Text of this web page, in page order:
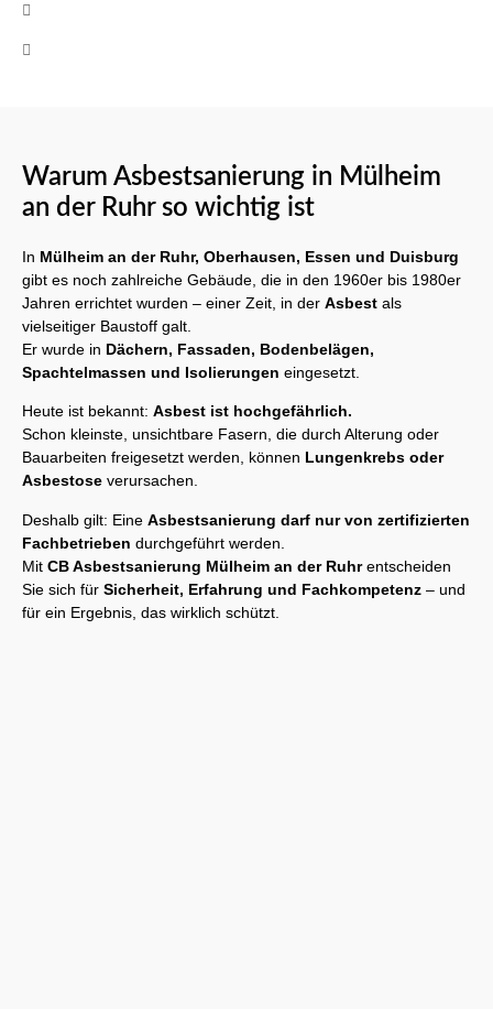
Warum Asbestsanierung in Mülheim
an der Ruhr so wichtig ist
In Mülheim an der Ruhr, Oberhausen, Essen und Duisburg
gibt es noch zahlreiche Gebäude, die in den 1960er bis 1980er
Jahren errichtet wurden – einer Zeit, in der Asbest als
vielseitiger Baustoff galt.
Er wurde in Dächern, Fassaden, Bodenbelägen,
Spachtelmassen und Isolierungen eingesetzt.
Heute ist bekannt: Asbest ist hochgefährlich.
Schon kleinste, unsichtbare Fasern, die durch Alterung oder
Bauarbeiten freigesetzt werden, können Lungenkrebs oder
Asbestose verursachen.
Deshalb gilt: Eine Asbestsanierung darf nur von zertifizierten
Fachbetrieben durchgeführt werden.
Mit CB Asbestsanierung Mülheim an der Ruhrentscheiden
Sie sich für Sicherheit, Erfahrung und Fachkompetenz – und
für ein Ergebnis, das wirklich schützt.